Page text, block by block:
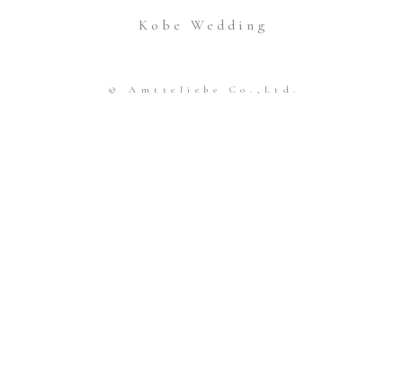
Kobe Wedding
© Amtteliebe Co.,Ltd.